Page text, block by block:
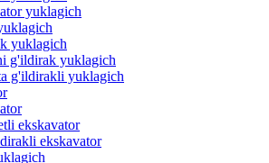
g'ildirak yuklagich
g'ildirakli yuklagich
ekskavator
ekskavator